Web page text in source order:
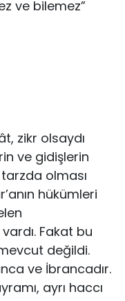
ve bilemez”
zikr olsaydı
ve gidişlerin
olması
hükümleri
Fakat bu
değildi.
ve İbrancadır.
ayrı haccı